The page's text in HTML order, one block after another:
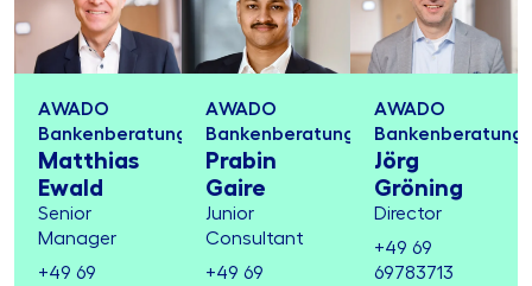
AWADO
Bankenberatung
Matthias
Ewald
Senior
Manager
+49 69
AWADO
Bankenberatung
Prabin
Gaire
Junior
Consultant
+49 69
AWADO
Bankenberatung
Jörg
Gröning
Director
+49 69
69783713